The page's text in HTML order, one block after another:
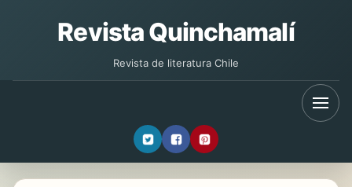
Revista Quinchamalí
Revista de literatura Chile